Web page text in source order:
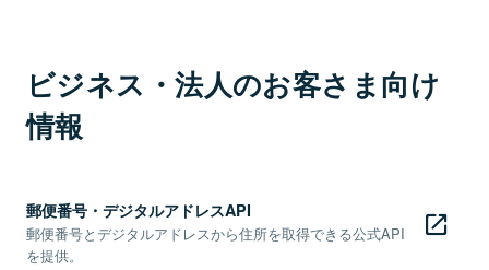
ビジネス・法人のお客さま向け
情報
郵便番号・デジタルアドレスAPI
郵便番号とデジタルアドレスから住所を取得できる公式API
を提供。